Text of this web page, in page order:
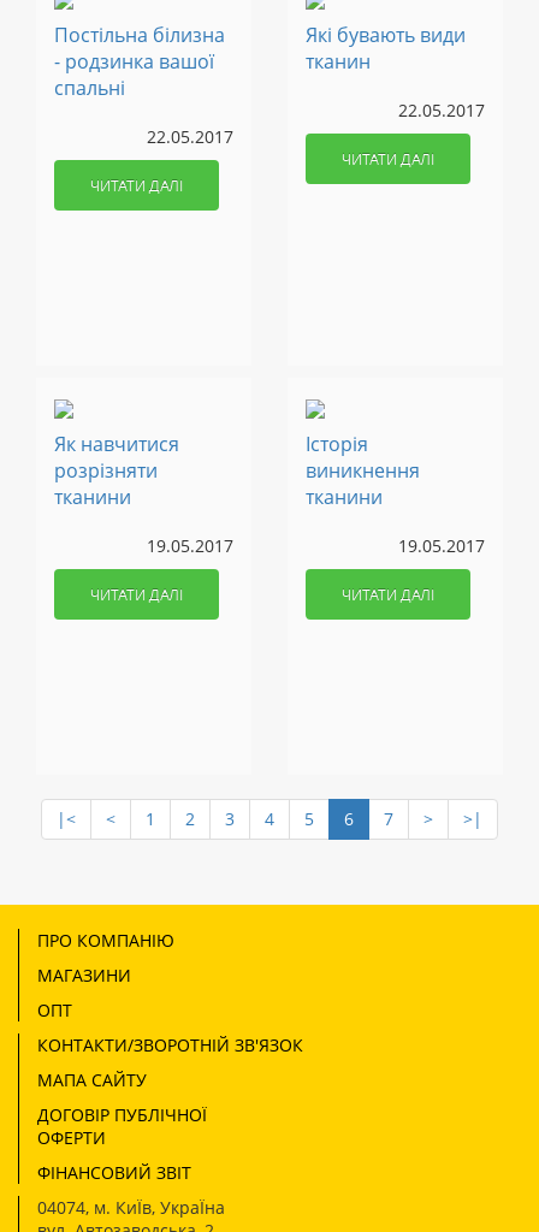
Постільна білизна
- родзинка вашої
спальні
22.05.2017
ЧИТАТИ ДАЛІ
Які бувають види
тканин
22.05.2017
ЧИТАТИ ДАЛІ
Як навчитися
розрізняти
тканини
19.05.2017
ЧИТАТИ ДАЛІ
Історія
виникнення
тканини
19.05.2017
ЧИТАТИ ДАЛІ
|< < 1 2 3 4 5 6 7 > >|
ПРО КОМПАНІЮ
МАГАЗИНИ
ОПТ
КОНТАКТИ/ЗВОРОТНІЙ ЗВ'ЯЗОК
МАПА САЙТУ
ДОГОВІР ПУБЛІЧНОЇ
ОФЕРТИ
ФІНАНСОВИЙ ЗВІТ
04074, м. КиЇв, УкраЇна